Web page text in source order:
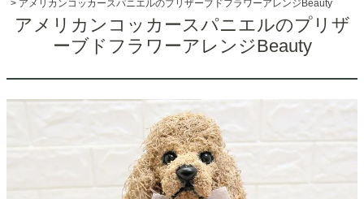
アメリカンコッカースパニエルのプリザーブドフラワーアレンジBeauty
アメリカンコッカースパニエルのプリザ
ーブドフラワーアレンジBeauty